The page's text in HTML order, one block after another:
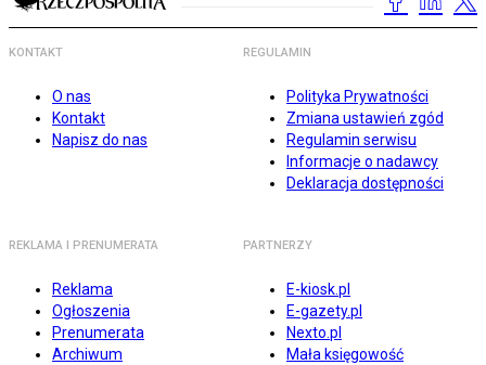
KONTAKT
O nas
Kontakt
Napisz do nas
REGULAMIN
Polityka Prywatności
Zmiana ustawień zgód
Regulamin serwisu
Informacje o nadawcy
Deklaracja dostępności
REKLAMA I PRENUMERATA
Reklama
Ogłoszenia
Prenumerata
Archiwum
PARTNERZY
E-kiosk.pl
E-gazety.pl
Nexto.pl
Mała księgowość